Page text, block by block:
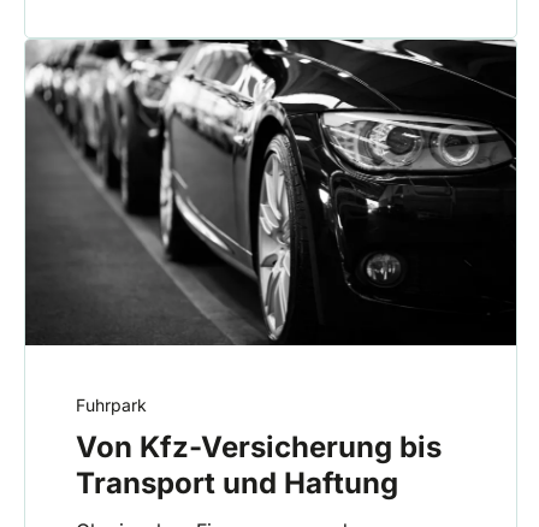
Fuhrpark
Von Kfz-Versicherung bis
Transport und Haftung